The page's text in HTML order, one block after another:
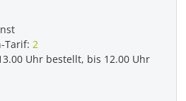
Tarif:2
Uhr bestellt, bis 12.00 Uhr